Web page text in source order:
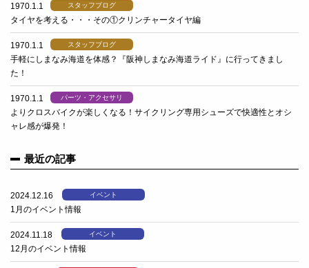
1970.1.1 スタッフブログ
タイヤを考える・・・その①クリンチャータイヤ編
1970.1.1 スタッフブログ
手軽にしまなみ海道を体感？『阪神しまなみ海道ライド』に行ってきまし
た！
1970.1.1 パーツ・アクセサリ
よりクロスバイクが楽しくなる！サイクリング専用シューズで快適性とオシ
ャレ感が爆発！
最近の記事
2024.12.16 イベント
1月のイベント情報
2024.11.18 イベント
12月のイベント情報